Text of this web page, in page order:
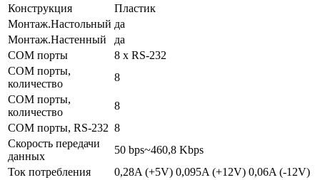
Конструкция
Пластик
Монтаж.Настольный да
Монтаж.Настенный
да
COM порты
8 x RS-232
COM порты,
количество
8
COM порты,
количество
8
COM порты, RS-232 8
Скорость передачи
данных
50 bps~460,8 Kbps
Ток потребления
0,28A (+5V) 0,095A (+12V) 0,06A (-12V)